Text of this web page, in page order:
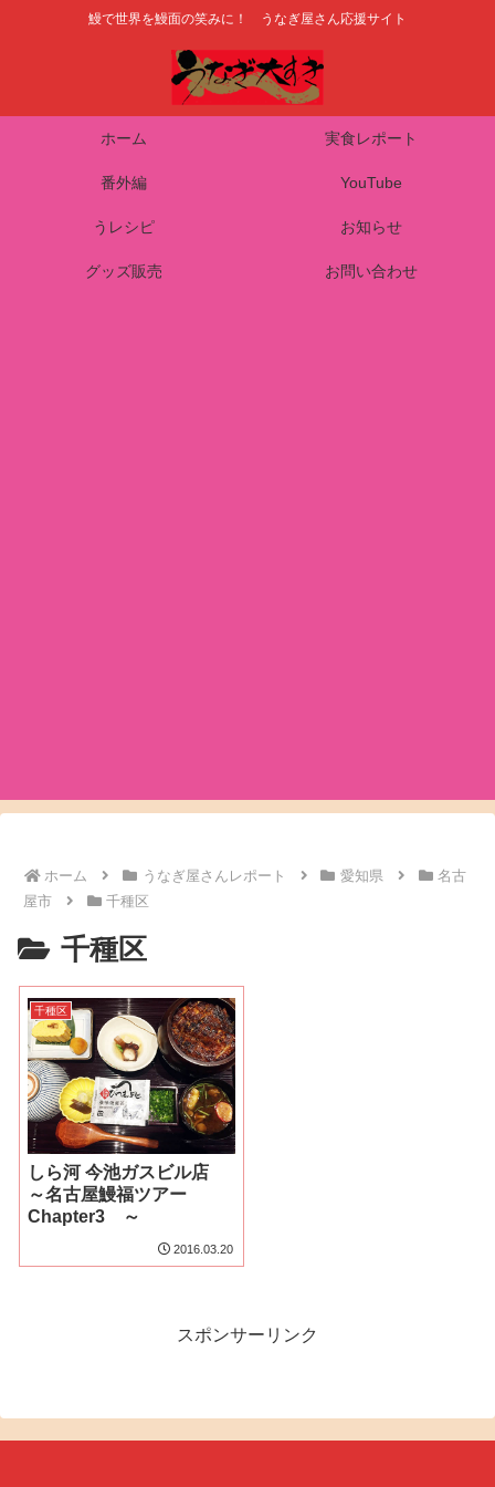
鰻で世界を鰻面の笑みに！ うなぎ屋さん応援サイト
ホーム 実食レポート
番外編 YouTube
うレシピ お知らせ
グッズ販売 お問い合わせ
ホーム うなぎ屋さんレポート 愛知県
名古
屋市
千種区
千種区
千種区
しら河 今池ガスビル店
～名古屋鰻福ツアー
Chapter3 ～
2016.03.20
スポンサーリンク